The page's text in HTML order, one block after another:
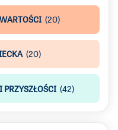
(20)
(20)
PRZYSZŁOŚCI (42)